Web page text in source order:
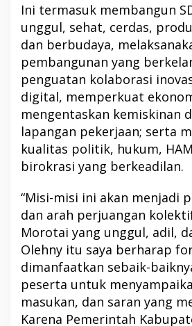
Ini termasuk membangun
unggul, sehat, cerdas,
dan berbudaya,
pembangunan yang
penguatan kolaborasi
digital, memperkuat
mengentaskan kemiskinan
lapangan pekerjaan; serta
kualitas politik, hukum,
birokrasi yang berkeadilan.
“Misi-misi ini akan menjadi
dan arah perjuangan
Morotai yang unggul, adil,
Olehny itu saya berharap
dimanfaatkan sebaik-
peserta untuk
masukan, dan saran yang
Karena Pemerintah